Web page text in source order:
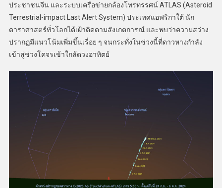
ประชาชนจีน และระบบเครือข่ายกล้องโทรทรรศน์ ATLAS (Asteroid
Terrestrial-impact Last Alert System) ประเทศแอฟริกาใต้ นัก
ดาราศาสตร์ทั่วโลกได้เฝ้าติดตามสังเกตการณ์ และพบว่าความสว่าง
ปรากฏมีแนวโน้มเพิ่มขึ้นเรื่อย ๆ จนกระทั่งในช่วงนี้ที่ดาวหางกำลัง
เข้าสู่ช่วงโคจรเข้าใกล้ดวงอาทิตย์